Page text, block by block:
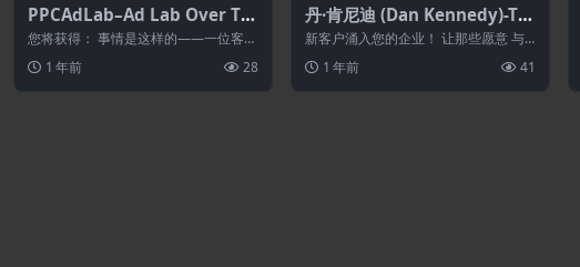
PPCAdLab–Ad Lab Over Th
e Shoulder
您将获得： 事情是这样的——一位客户
安...1 年前 28
丹·肯尼迪 (Dan Kennedy)-Th
e Ultimate NO B.S. Referral
Machine
新客户涌入您的企业！ 让那些愿意 与
所有类型...
1 年前 41